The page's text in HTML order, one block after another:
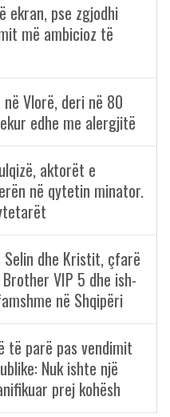
ekran, pse zgjodhi
më ambicioz të
Vlorë, deri në 80
edhe me alergjitë
aktorët e
në qytetin minator.
Selin dhe Kristit, çfarë
VIP 5 dhe ish-
në Shqipëri
të parë pas vendimit
Nuk ishte një
prej kohësh